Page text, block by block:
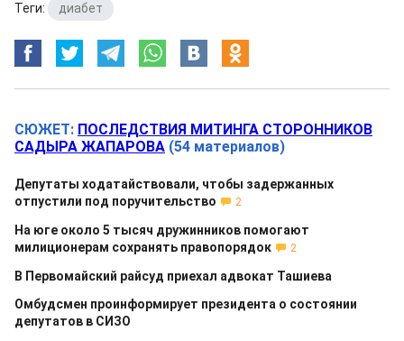
Теги: диабет
СЮЖЕТ: ПОСЛЕДСТВИЯ МИТИНГА СТОРОННИКОВ
САДЫРА ЖАПАРОВА (54 материалов)
Депутаты ходатайствовали, чтобы задержанных
отпустили под поручительство
2
На юге около 5 тысяч дружинников помогают
милиционерам сохранять правопорядок
2
В Первомайский райсуд приехал адвокат Ташиева
Омбудсмен проинформирует президента о состоянии
депутатов в СИЗО